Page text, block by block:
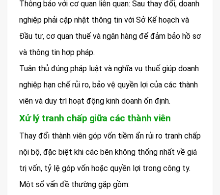
Thông báo với cơ quan liên quan: Sau thay đổi, doanh
nghiệp phải cập nhật thông tin với Sở Kế hoạch và
Đầu tư, cơ quan thuế và ngân hàng để đảm bảo hồ sơ
và thông tin hợp pháp.
Tuân thủ đúng pháp luật và nghĩa vụ thuế giúp doanh
nghiệp hạn chế rủi ro, bảo vệ quyền lợi của các thành
viên và duy trì hoạt động kinh doanh ổn định.
Xử lý tranh chấp giữa các thành viên
Thay đổi thành viên góp vốn tiềm ẩn rủi ro tranh chấp
nội bộ, đặc biệt khi các bên không thống nhất về giá
trị vốn, tỷ lệ góp vốn hoặc quyền lợi trong công ty.
Một số vấn đề thường gặp gồm: